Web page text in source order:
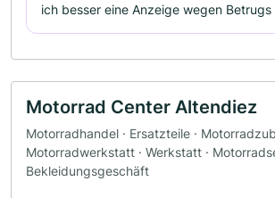
ich besser eine Anzeige wegen
Motorrad Center Altendiez
Motorradhandel · Ersatzteile ·
Motorradwerkstatt · Werkstatt ·
Bekleidungsgeschäft